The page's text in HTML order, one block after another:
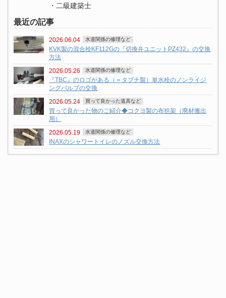
・二級建築士
最近の記事
2026.06.04 水道関係の修理など
KVK製の混合栓KF112Gの『切換弁ユニットPZ432』の交換
方法
2026.05.26 水道関係の修理など
『TBC』のロゴがある（＝タブチ製）単水栓のノンライジ
ングバルブの交換
2026.05.24 買って良かった道具など
買って良かった物のご紹介◆コクヨ製の布担架（廃材搬出
用）
2026.05.19 水道関係の修理など
INAXのシャワートイレのノズル交換方法